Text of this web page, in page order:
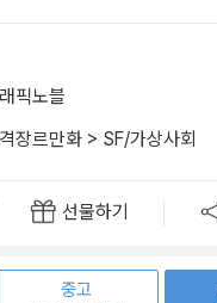
픽노블
장르만화 > SF/가상사회
선물하기
중고